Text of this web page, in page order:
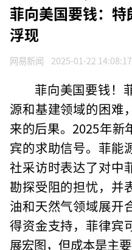
菲向美国要钱：
浮现
网易新闻 2025-01-22 14:08:17
菲向美国要钱！
源和基建领域的困难
来的后果。2025年新
宾的求助信号。菲能
社采访时表达了对中
勘探受阻的担忧，并
油和天然气领域展开
得资金支持，菲律宾
展宏图，但成本是主要